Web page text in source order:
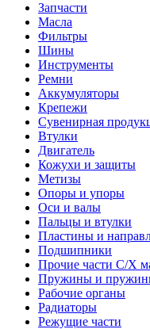
Запчасти
Масла
Фильтры
Шины
Инструменты
Ремни
Аккумуляторы
Крепежи
Сувенирная
Втулки
Двигатель
Кожухи и защиты
Метизы
Опоры и упоры
Оси и валы
Пальцы и втулки
Пластины и
Подшипники
Прочие части С/Х
Пружины и
Рабочие органы
Радиаторы
Режущие части